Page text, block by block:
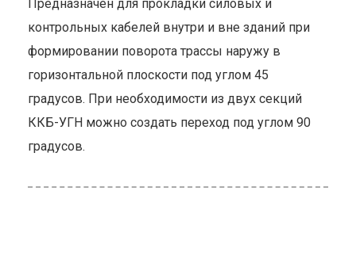
Предназначен для прокладки силовых и
контрольных кабелей внутри и вне зданий при
формировании поворота трассы наружу в
горизонтальной плоскости под углом 45
градусов. При необходимости из двух секций
ККБ-УГН можно создать переход под углом 90
градусов.